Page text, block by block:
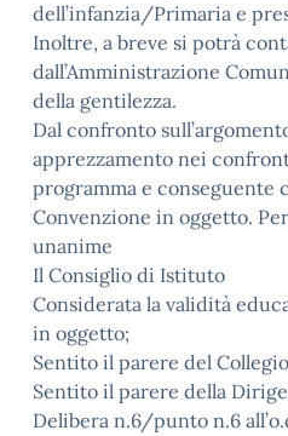
dell’infanzia/Primaria e
Inoltre, a breve si potrà
dall’Amministrazione
della gentilezza.
Dal confronto
apprezzamento nei
programma e conseguente
Convenzione in oggetto.
unanime
Il Consiglio di Istituto
Considerata la validità
in oggetto;
Sentito il parere del
Sentito il parere della
Delibera n.6/punto n.6